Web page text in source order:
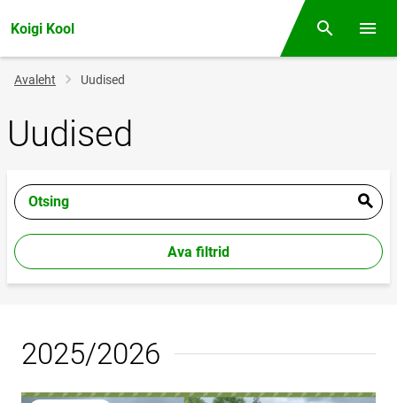
Koigi Kool Otsing
Jälglink
Avaleht Uudised
Uudised
Otsing
Ava filtrid
2025/2026